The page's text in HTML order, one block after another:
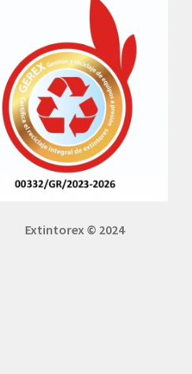
Extintorex © 2024